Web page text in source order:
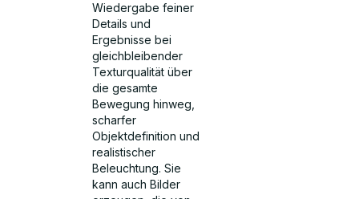
Wiedergabe feiner
Details und
Ergebnisse bei
gleichbleibender
Texturqualität über
die gesamte
Bewegung hinweg,
scharfer
Objektdefinition und
realistischer
Beleuchtung. Sie
kann auch Bilder